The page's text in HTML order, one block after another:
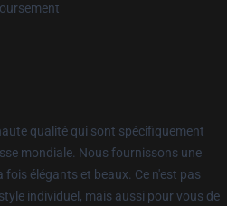
qualité qui sont spécifiquement
mondiale. Nous fournissons une
élégants et beaux. Ce n'est pas
individuel, mais aussi pour vous de